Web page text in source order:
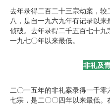
去年录得二百二十三宗劫案，
八，是自一九六九年有记录以
侦破。去年录得二千五百七十
一九七〇年以来最低。
非礼及
二〇一五年的非礼案录得一千
七宗，是二〇〇四年以来最低